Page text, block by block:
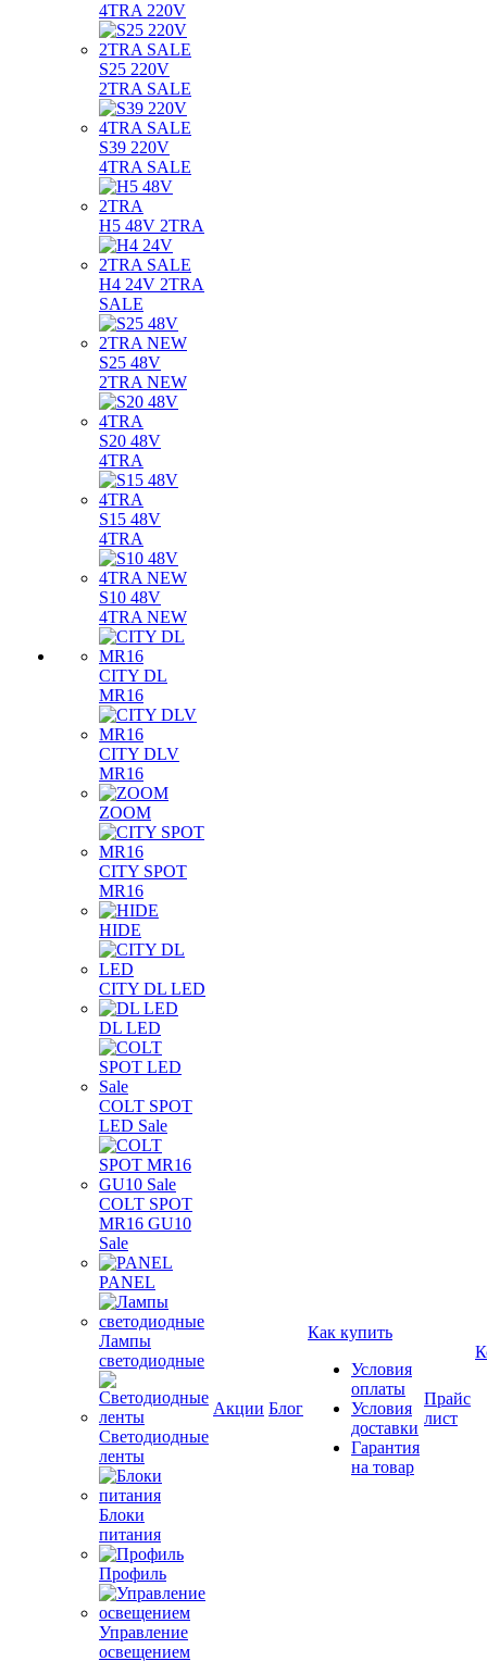
4TRA 220V
S25 220V
2TRA SALE
S39 220V
4TRA SALE
H5 48V 2TRA
H4 24V 2TRA
SALE
S25 48V
2TRA NEW
S20 48V
4TRA
S15 48V
4TRA
S10 48V
4TRA NEW
CITY DL
MR16
CITY DLV
MR16
ZOOM
CITY SPOT
MR16
HIDE
CITY DL LED
DL LED
COLT SPOT
LED Sale
COLT SPOT
MR16 GU10
Sale
PANEL
Лампы
светодиодные
Светодиодные
ленты
Блоки
питания
Профиль
Управление
освещением
Акции Блог
Как купить
Условия
оплаты
Условия
доставки
Гарантия
на товар
Прайс
лист